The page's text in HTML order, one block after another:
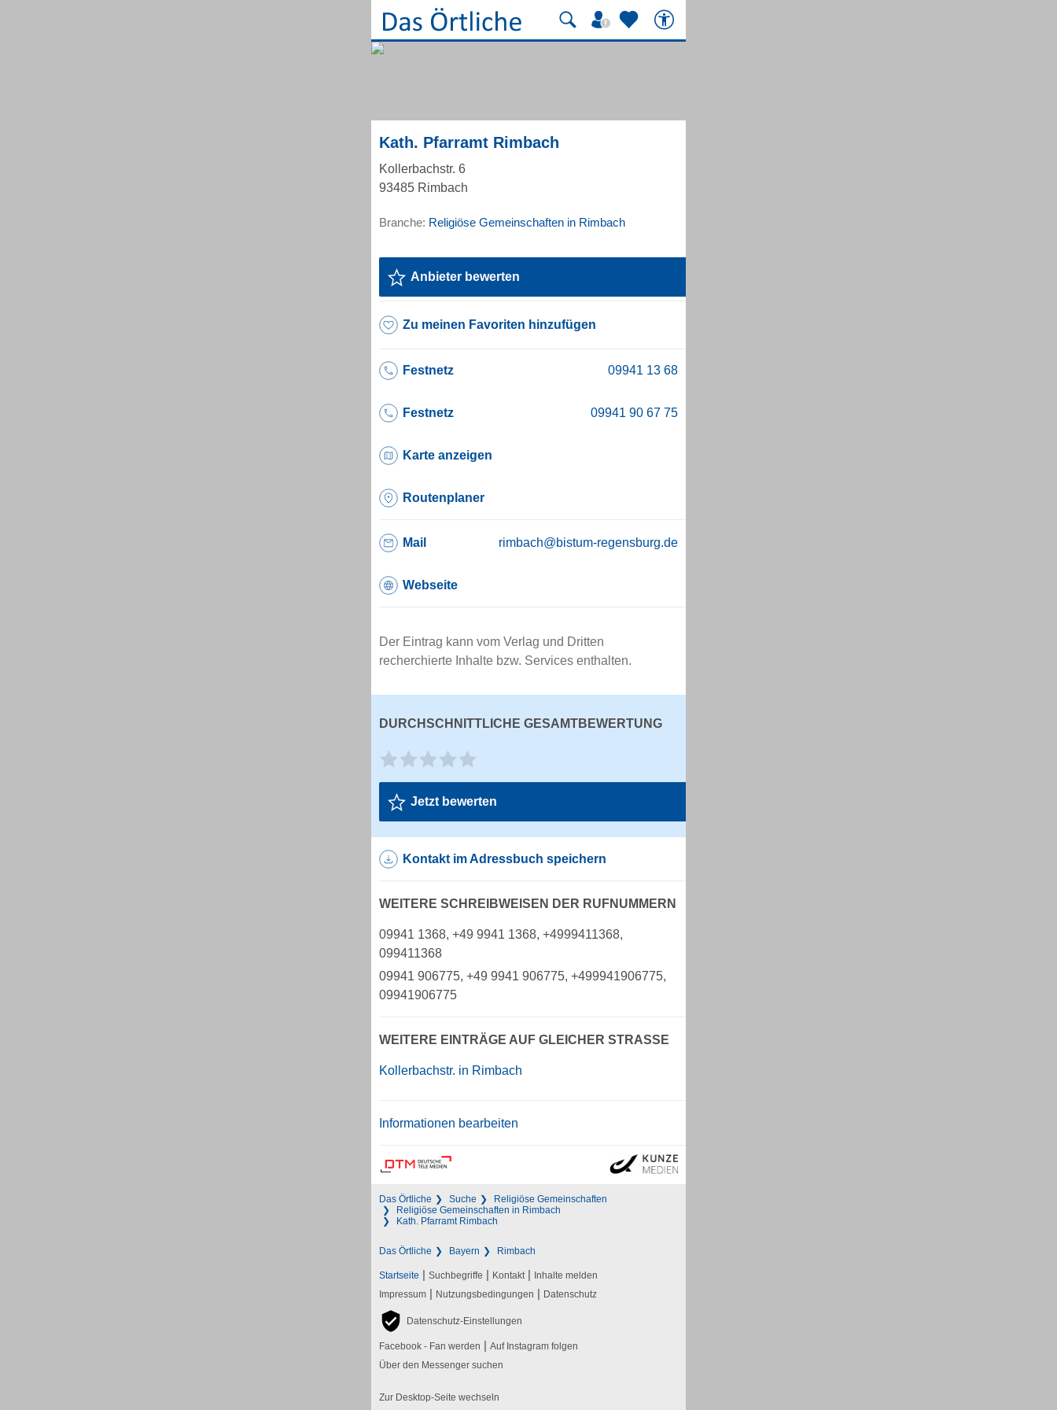
Kath. Pfarramt Rimbach
Kollerbachstr. 6
93485 Rimbach
Branche: Religiöse Gemeinschaften in Rimbach
Anbieter bewerten
Zu meinen Favoriten hinzufügen
Festnetz
Festnetz
Karte anzeigen
Routenplaner
Mail rimbach@bistum-regensburg.de
Webseite
Der Eintrag kann vom Verlag und Dritten
recherchierte Inhalte bzw. Services enthalten.
DURCHSCHNITTLICHE GESAMTBEWERTUNG
Jetzt bewerten
Kontakt im Adressbuch speichern
WEITERE SCHREIBWEISEN DER RUFNUMMERN
09941 1368, +49 9941 1368, +4999411368,
099411368
09941 906775, +49 9941 906775, +499941906775,
09941906775
WEITERE EINTRÄGE AUF GLEICHER STRASSE
Kollerbachstr. in Rimbach
Informationen bearbeiten
Das Örtliche Suche
Religiöse Gemeinschaften
Religiöse Gemeinschaften in Rimbach
Kath. Pfarramt Rimbach
Das Örtliche Bayern Rimbach
Startseite | Suchbegriffe | Kontakt | Inhalte melden
Impressum | Nutzungsbedingungen | Datenschutz
Datenschutz-Einstellungen
Facebook - Fan werden | Auf Instagram folgen
Über den Messenger suchen
Zur Desktop-Seite wechseln